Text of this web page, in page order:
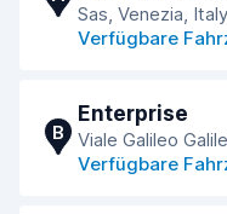
Sas, Venezia, Italy
Verfügbare
B
Enterprise
Viale Galileo
Verfügbare